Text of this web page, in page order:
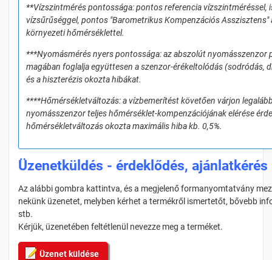
**Vízszintmérés pontossága: pontos referencia vízszintméréssel,
vízsűrűséggel, pontos "Barometrikus Kompenzációs Asszisztens"
környezeti hőmérséklettel.
***Nyomásmérés nyers pontossága: az abszolút nyomásszenzor
magában foglalja együttesen a szenzor-érékeltolódás (sodródás,
és a hiszterézis okozta hibákat.
****Hőmérsékletváltozás:a vízbemerítést követően várjon
nyomásszenzor teljes hőmérséklet-kompenzációjának elérése
hőmérsékletváltozás okozta maximális hiba kb. 0,5%.
Üzenetküldés - érdeklődés, ajánlatkérés
Az alábbi gombra kattintva, és a megjelenő formanyomtatvány
nekünk üzenetet, melyben kérhet a termékről ismertetőt, bővebb
stb.
Kérjük, üzenetében feltétlenül nevezze meg a terméket.
Üzenet küldése